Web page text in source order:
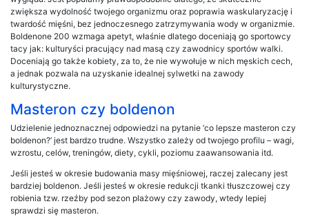
zwiększa wydolność twojego organizmu oraz poprawia waskularyzację i
twardość mięśni, bez jednoczesnego zatrzymywania wody w organizmie.
Boldenone 200 wzmaga apetyt, właśnie dlatego doceniają go sportowcy
tacy jak: kulturyści pracujący nad masą czy zawodnicy sportów walki.
Doceniają go także kobiety, za to, że nie wywołuje w nich męskich cech,
a jednak pozwala na uzyskanie idealnej sylwetki na zawody
kulturystyczne.
Masteron czy boldenon
Udzielenie jednoznacznej odpowiedzi na pytanie ‘co lepsze masteron czy
boldenon?’ jest bardzo trudne. Wszystko zależy od twojego profilu – wagi,
wzrostu, celów, treningów, diety, cykli, poziomu zaawansowania itd.
Jeśli jesteś w okresie budowania masy mięśniowej, raczej zalecany jest
bardziej boldenon. Jeśli jesteś w okresie redukcji tkanki tłuszczowej czy
robienia tzw. rzeźby pod sezon plażowy czy zawody, wtedy lepiej
sprawdzi się masteron.